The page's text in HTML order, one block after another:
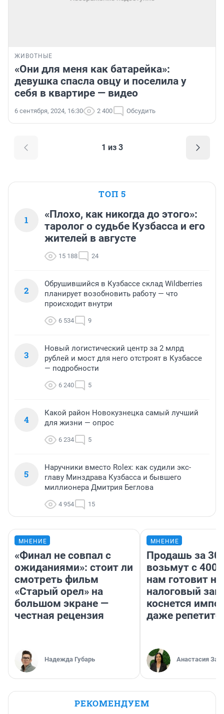
ЖИВОТНЫЕ
«Они для меня как батарейка»:
девушка спасла овцу и поселила у
себя в квартире — видео
6 сентября, 2024, 16:30 2 400 Обсудить
1 из 3
ТОП 5
1
«Плохо, как никогда до этого»:
таролог о судьбе Кузбасса и его
жителей в августе
15 188 24
2
Обрушившийся в Кузбассе склад Wildberries
планирует возобновить работу — что
происходит внутри
6 534 9
3
Новый логистический центр за 2 млрд
рублей и мост для него отстроят в Кузбассе
— подробности
6 240 5
4
Какой район Новокузнецка самый лучший
для жизни — опрос
6 234 5
5
Наручники вместо Rolex: как судили экс-
главу Минздрава Кузбасса и бывшего
миллионера Дмитрия Беглова
4 954 15
МНЕНИЕ
«Финал не совпал с
ожиданиями»: стоит ли
смотреть фильм
«Старый орел» на
большом экране —
честная рецензия
Надежда Губарь
МНЕНИЕ
Продашь за
возьмут с
нам готовит
налоговый
коснется
даже
Анастасия
РЕКОМЕНДУЕМ